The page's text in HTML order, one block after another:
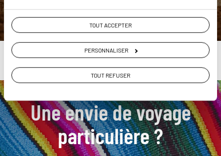
TOUT ACCEPTER
PERSONNALISER
TOUT REFUSER
Une envie de voyage
particulière ?